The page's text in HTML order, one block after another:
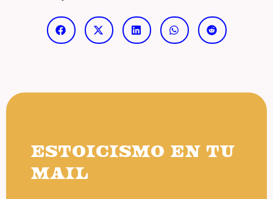
ESTOICISMO EN TU
MAIL